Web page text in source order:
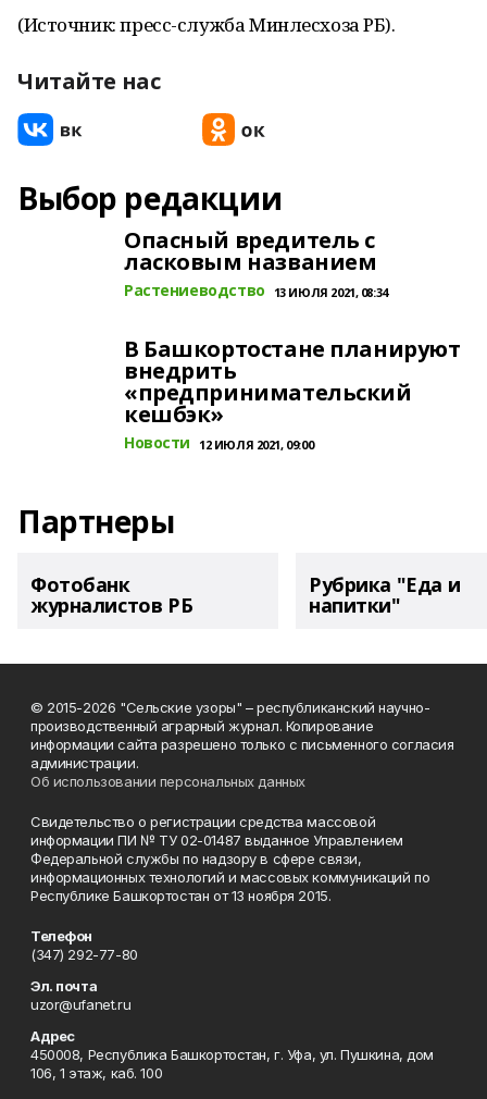
(Источник: пресс-служба Минлесхоза РБ).
Читайте нас
Выбор редакции
Опасный вредитель с
ласковым названием
Растениеводство 13 ИЮЛЯ 2021, 08:34
В Башкортостане планируют
внедрить
«предпринимательский
кешбэк»
Новости 12 ИЮЛЯ 2021, 09:00
Партнеры
Фотобанк
журналистов РБ
Рубрика "Еда и
напитки"
© 2015-2026 "Сельские узоры" – республиканский научно-
производственный аграрный журнал. Копирование
информации сайта разрешено только с письменного согласия
администрации.
Об использовании персональных данных
Свидетельство о регистрации средства массовой
информации ПИ № ТУ 02-01487 выданное Управлением
Федеральной службы по надзору в сфере связи,
информационных технологий и массовых коммуникаций по
Республике Башкортостан от 13 ноября 2015.
Телефон
(347) 292-77-80
Эл. почта
uzor@ufanet.ru
Адрес
450008, Республика Башкортостан, г. Уфа, ул. Пушкина, дом
106, 1 этаж, каб. 100